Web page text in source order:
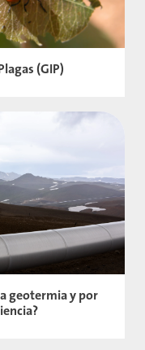
(GIP)
geotermia y por